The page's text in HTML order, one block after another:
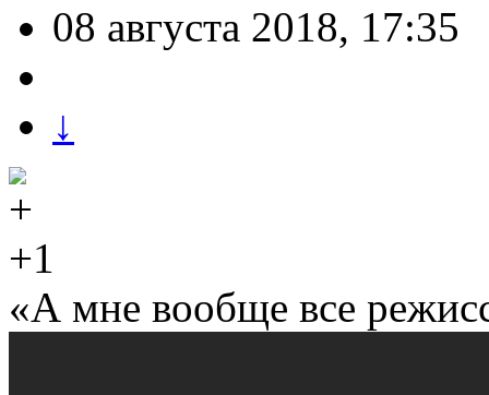
08 августа 2018, 17:35
↓
+1
«А мне вообще все